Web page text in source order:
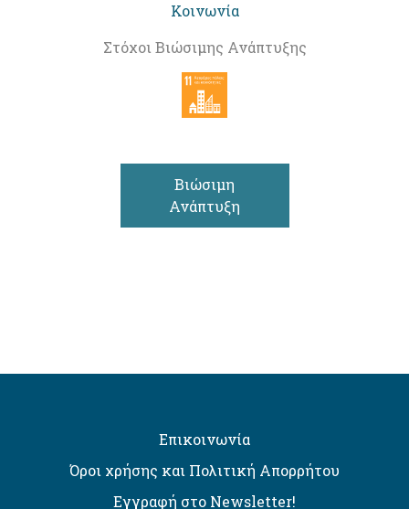
Κοινωνία
Στόχοι Βιώσιμης Ανάπτυξης
Βιώσιμη
Ανάπτυξη
Επικοινωνία
Όροι χρήσης και Πολιτική Απορρήτου
Εγγραφή στο Newsletter!